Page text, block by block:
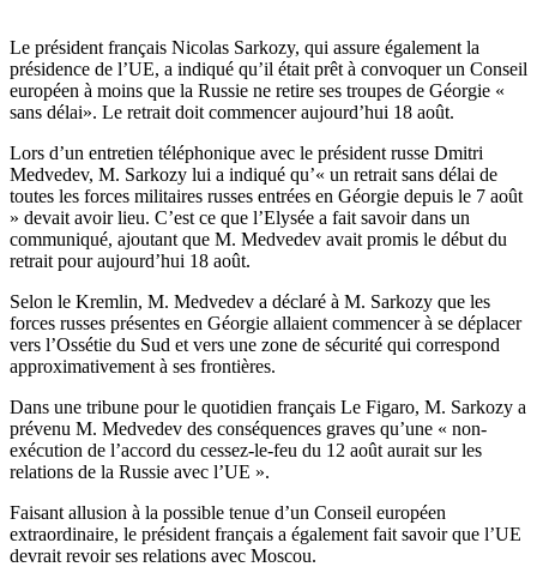
Le président français Nicolas Sarkozy, qui assure également la
présidence de l’UE, a indiqué qu’il était prêt à convoquer un Conseil
européen à moins que la Russie ne retire ses troupes de Géorgie «
sans délai». Le retrait doit commencer aujourd’hui 18 août.
Lors d’un entretien téléphonique avec le président russe Dmitri
Medvedev, M. Sarkozy lui a indiqué qu’« un retrait sans délai de
toutes les forces militaires russes entrées en Géorgie depuis le 7 août
» devait avoir lieu. C’est ce que l’Elysée a fait savoir dans un
communiqué, ajoutant que M. Medvedev avait promis le début du
retrait pour aujourd’hui 18 août.
Selon le Kremlin, M. Medvedev a déclaré à M. Sarkozy que les
forces russes présentes en Géorgie allaient commencer à se déplacer
vers l’Ossétie du Sud et vers une zone de sécurité qui correspond
approximativement à ses frontières.
Dans une tribune pour le quotidien français Le Figaro, M. Sarkozy a
prévenu M. Medvedev des conséquences graves qu’une « non-
exécution de l’accord du cessez-le-feu du 12 août aurait sur les
relations de la Russie avec l’UE ».
Faisant allusion à la possible tenue d’un Conseil européen
extraordinaire, le président français a également fait savoir que l’UE
devrait revoir ses relations avec Moscou.